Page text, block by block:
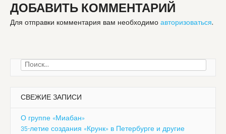
ДОБАВИТЬ КОММЕНТАРИЙ
Для отправки комментария вам необходимо авторизоваться.
Найти:
СВЕЖИЕ ЗАПИСИ
О группе «Миабан»
35-летие создания «Крунк» в Петербурге и другие